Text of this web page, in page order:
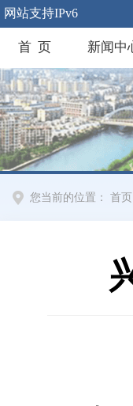
网站支持IPv6
首 页 新闻中
您当前的位置： 首页